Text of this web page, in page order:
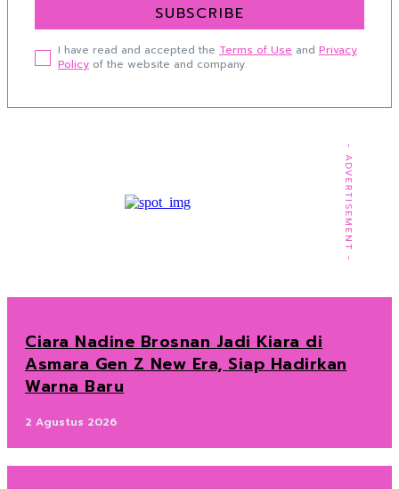
SUBSCRIBE
I have read and accepted the Terms of Use and Privacy
Policy of the website and company.
- ADVERTISEMENT -
Ciara Nadine Brosnan Jadi Kiara di
Asmara Gen Z New Era, Siap Hadirkan
Warna Baru
2 Agustus 2026